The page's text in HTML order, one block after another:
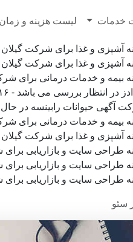
خدمات لیست هزینه و زمان
و غذا برای شرکت گیلان کشت در
و غذا برای شرکت گیلان کشت در
و خدمات درمانی برای شرکت بیمه
بررسی می باشد - ۱۶ مرداد 1405 ساعت ۰۲:۱۲:۱۸
رابینسه در حال انجام می باشد - ۱۶
و خدمات درمانی برای شرکت بیمه
و غذا برای شرکت گیلان کشت در
سایت و بازاریابی برای شرکت یکتا
سایت و بازاریابی برای شرکت یکتا
سایت و بازاریابی برای شرکت یکتا
سئو